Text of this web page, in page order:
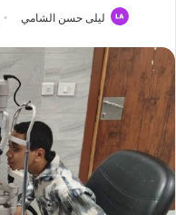
ليلى حسن الشامي